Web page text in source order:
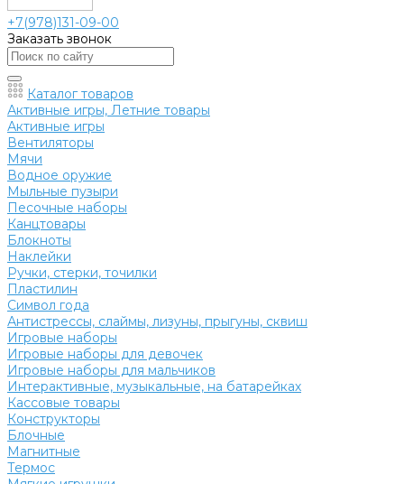
+7(978)131-09-00
Заказать звонок
Каталог товаров
Активные игры, Летние товары
Активные игры
Вентиляторы
Мячи
Водное оружие
Мыльные пузыри
Песочные наборы
Канцтовары
Блокноты
Наклейки
Ручки, стерки, точилки
Пластилин
Символ года
Антистрессы, слаймы, лизуны, прыгуны, сквиш
Игровые наборы
Игровые наборы для девочек
Игровые наборы для мальчиков
Интерактивные, музыкальные, на батарейках
Кассовые товары
Конструкторы
Блочные
Магнитные
Термос